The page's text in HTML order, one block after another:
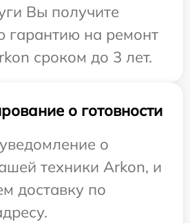
Вы получите
гарантию на ремонт
сроком до 3 лет.
о готовности
о
техники Arkon, и
доставку по